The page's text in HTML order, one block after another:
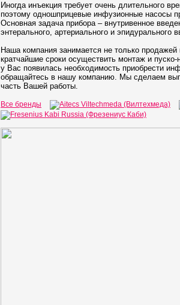
Иногда инъекция требует очень длительного
поэтому одношприцевые инфузионные насосы
Основная задача прибора – внутривенное
энтерального, артериального и эпидурального
Наша компания занимается не только
кратчайшие сроки осуществить монтаж и
у Вас появилась необходимость приобрести
обращайтесь в нашу компанию. Мы сделаем
часть Вашей работы.
Все бренды